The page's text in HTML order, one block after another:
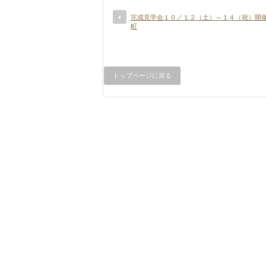
完成見学会１０／１２（土）～１４（祝）開
町
トップページに戻る